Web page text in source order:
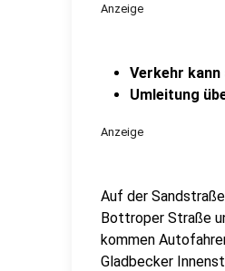
Anzeige
Verkehr
Umleitung
Anzeige
Auf der
Bottroper Straße
kommen
Gladbecker